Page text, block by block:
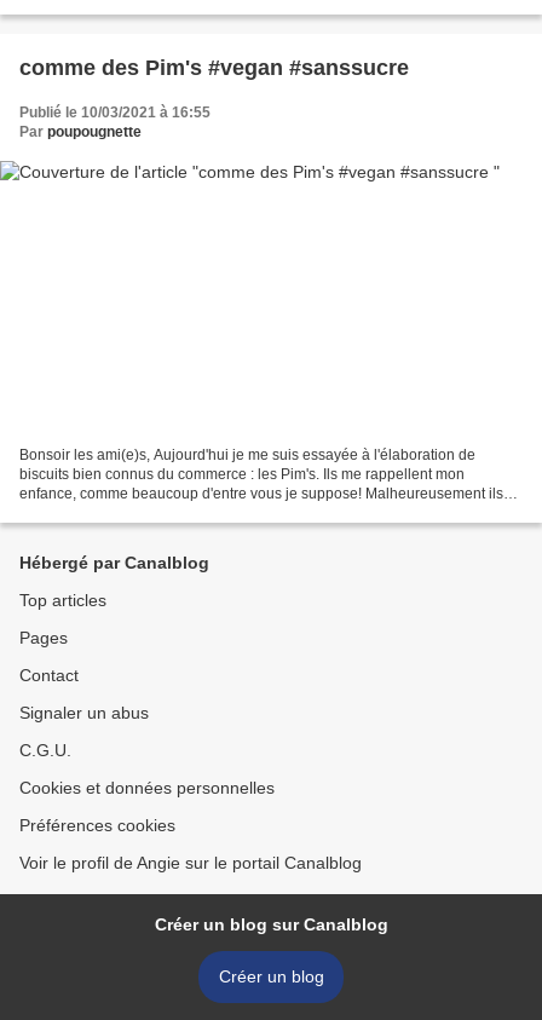
comme des Pim's #vegan #sanssucre
Publié le 10/03/2021 à 16:55
Par poupougnette
Bonsoir les ami(e)s, Aujourd'hui je me suis essayée à l'élaboration de
biscuits bien connus du commerce : les Pim's. Ils me rappellent mon
enfance, comme beaucoup d'entre vous je suppose! Malheureusement ils
Hébergé par Canalblog
Top articles
Pages
Contact
Signaler un abus
C.G.U.
Cookies et données personnelles
Préférences cookies
Voir le profil de Angie sur le portail Canalblog
Créer un blog sur Canalblog
Créer un blog